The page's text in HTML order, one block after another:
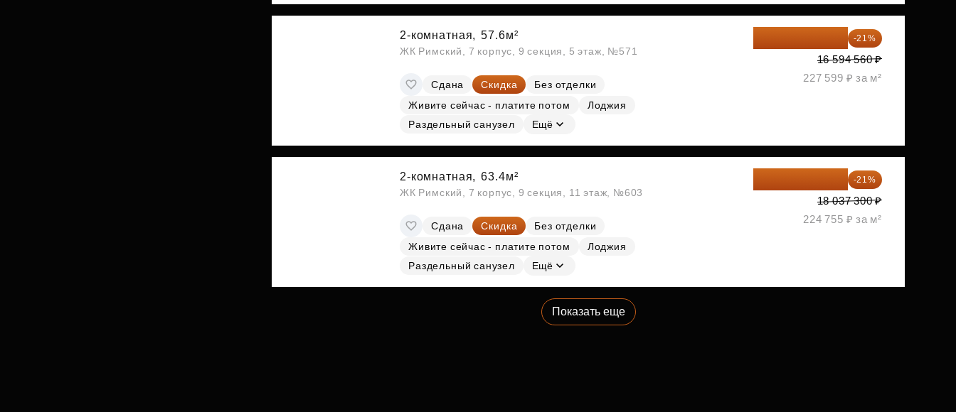
2-комнатная, 57.6м²
ЖК Римский, 7 корпус, 9 секция, 5 этаж, №571
Сдана Скидка
Без отделки
Живите сейчас - платите потом
Лоджия
Раздельный санузел
Ещё
-21%
16 594 560 ₽
227 599 ₽ за м²
2-комнатная, 63.4м²
ЖК Римский, 7 корпус, 9 секция, 11 этаж, №603
Сдана Скидка
Без отделки
Живите сейчас - платите потом
Лоджия
Раздельный санузел
Ещё
-21%
18 037 300 ₽
224 755 ₽ за м²
Показать еще